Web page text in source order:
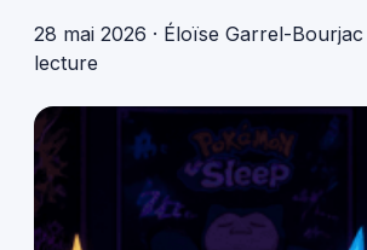
28 mai 2026 · Éloïse Garrel-Bourjac
lecture